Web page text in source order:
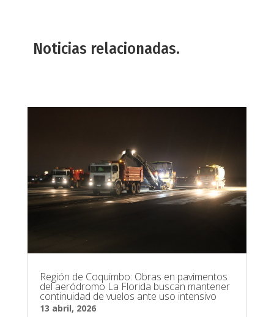
Noticias relacionadas.
Región de Coquimbo: Obras en pavimentos
del aeródromo La Florida buscan mantener
continuidad de vuelos ante uso intensivo
13 abril, 2026